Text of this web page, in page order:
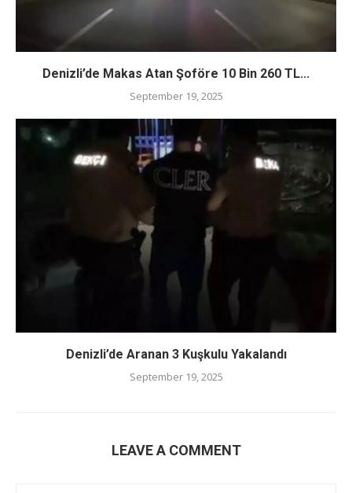
Denizli’de Makas Atan Şoföre 10 Bin 260 TL...
September 19, 2025
Denizli’de Aranan 3 Kuşkulu Yakalandı
September 19, 2025
LEAVE A COMMENT